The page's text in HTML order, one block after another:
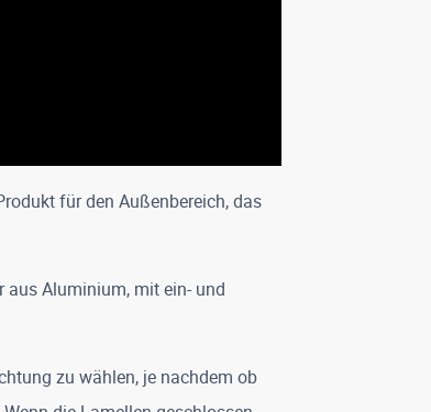
für den Außenbereich, das
Aluminium, mit ein- und
zu wählen, je nachdem ob